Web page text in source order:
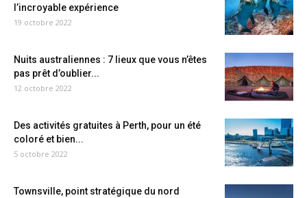
l’incroyable expérience
19 octobre 2022
Nuits australiennes : 7 lieux que vous n’êtes
pas prêt d’oublier...
12 octobre 2022
Des activités gratuites à Perth, pour un été
coloré et bien...
5 octobre 2022
Townsville, point stratégique du nord